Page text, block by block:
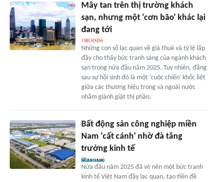
Mây tan trên thị trường khách
sạn, nhưng một 'cơn bão' khác lại
đang tới
Những con số lạc quan về giá thuê và tỷ lệ lấp
đầy cho thấy bức tranh sáng của ngành khách
sạn trong nửa đầu năm 2025. Tuy nhiên, đằng
sau sự hồi sinh đó là một 'cuộc chiến' khốc liệt
giữa các thương hiệu trong và ngoài nước
nhằm giành giật thị phần.
Bất động sản công nghiệp miền
Nam 'cất cánh' nhờ đà tăng
trưởng kinh tế
Nửa đầu năm 2025 đã vẽ nên một bức tranh
kinh tế Việt Nam đầy lạc quan, tạo tiền đề